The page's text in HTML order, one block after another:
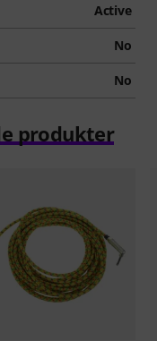
Active
No
No
produkter